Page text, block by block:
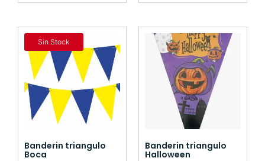
Sin Stock
Banderin triangulo
Boca
Banderin triangulo
Halloween